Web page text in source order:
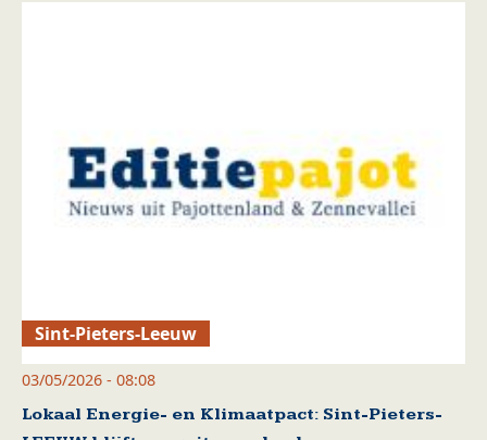
Sint-Pieters-Leeuw
03/05/2026 - 08:08
Lokaal Energie- en Klimaatpact: Sint-Pieters-